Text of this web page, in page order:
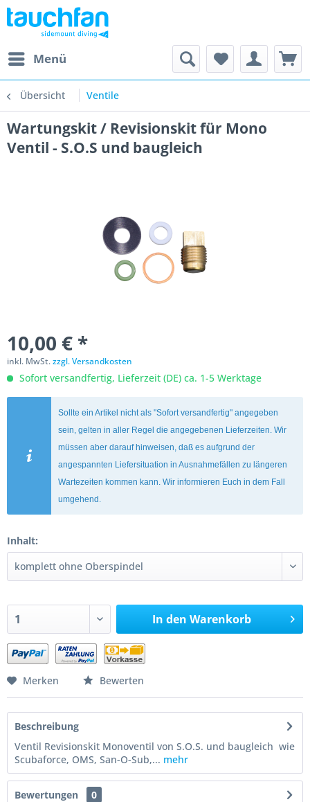
Menü
Übersicht Ventile
Wartungskit / Revisionskit für Mono
Ventil - S.O.S und baugleich
10,00 € *
inkl. MwSt.zzgl. Versandkosten
Sofort versandfertig, Lieferzeit (DE) ca. 1-5 Werktage
Sollte ein Artikel nicht als "Sofort versandfertig" angegeben
sein, gelten in aller Regel die angegebenen Lieferzeiten. Wir
müssen aber darauf hinweisen, daß es aufgrund der
angespannten Liefersituation in Ausnahmefällen zu längeren
Wartezeiten kommen kann. Wir informieren Euch in dem Fall
umgehend.
Inhalt:
In den Warenkorb
Merken Bewerten
Beschreibung
Ventil Revisionskit Monoventil von S.O.S. und baugleich wie
Scubaforce, OMS, San-O-Sub,... mehr
Bewertungen
0